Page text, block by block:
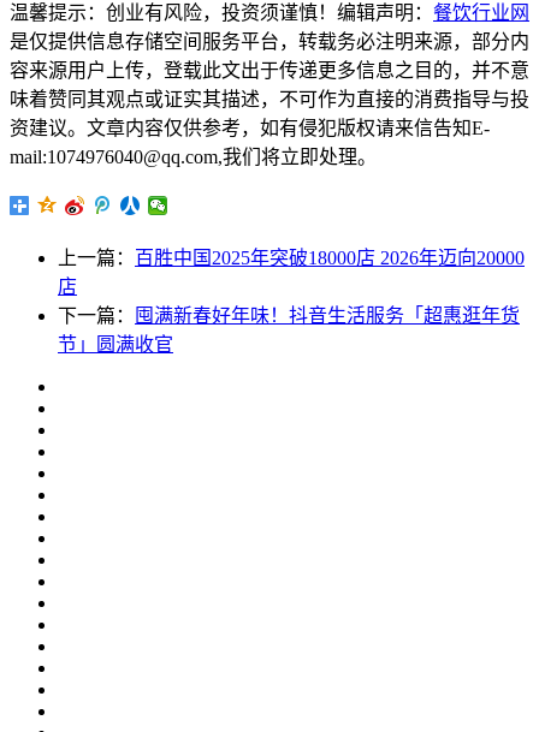
温馨提示：创业有风险，投资须谨慎！编辑声明： 餐饮行业网
是仅提供信息存储空间服务平台，转载务必注明来源，部分内
容来源用户上传，登载此文出于传递更多信息之目的，并不意
味着赞同其观点或证实其描述，不可作为直接的消费指导与投
资建议。文章内容仅供参考，如有侵犯版权请来信告知E-
mail:1074976040@qq.com,我们将立即处理。
上一篇： 百胜中国2025年突破18000店 2026年迈向20000
店
下一篇：
囤满新春好年味！抖音生活服务「超惠逛年货
节」圆满收官